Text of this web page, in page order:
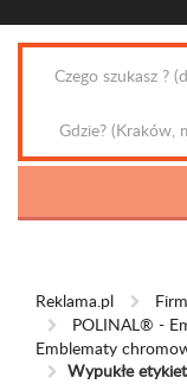
Reklama.pl
POLINAL® -
Emblematy
Wypukłe